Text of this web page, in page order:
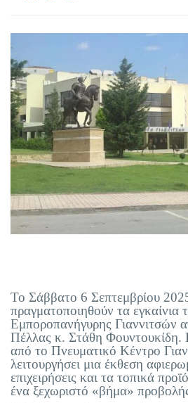
Το Σάββατο 6 Σεπτεμβρίου
πραγματοποιηθούν τα εγκαίνια
Εμποροπανήγυρης Γιαννιτσών
Πέλλας κ. Στάθη
από το Πνευματικό Κέντρο
λειτουργήσει μια έκθεση
επιχειρήσεις και τα τοπικά
ένα ξεχωριστό «βήμα»